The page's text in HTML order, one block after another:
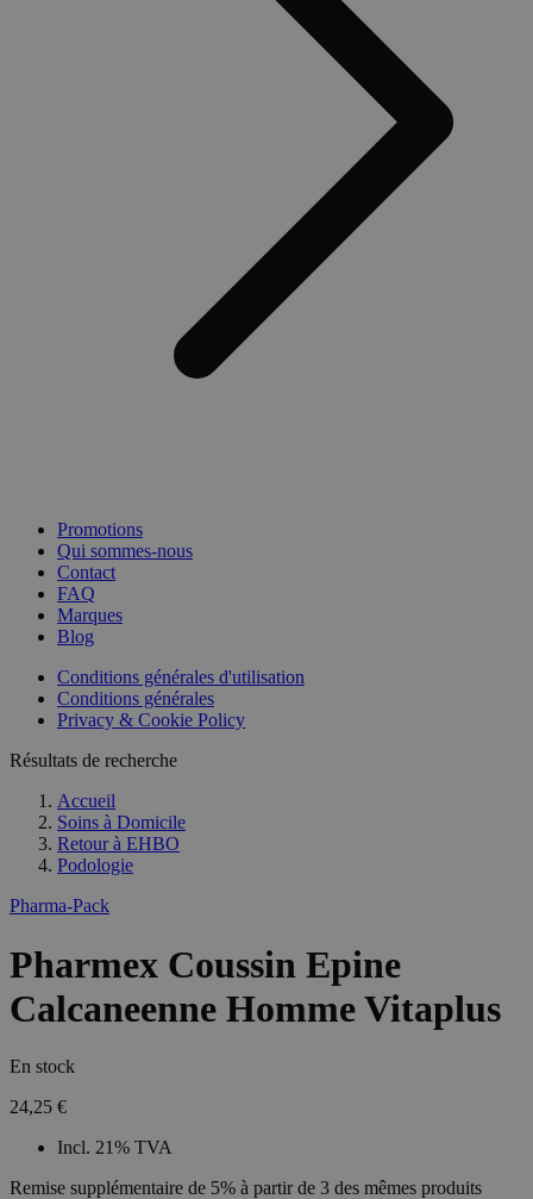
Promotions
Qui sommes-nous
Contact
FAQ
Marques
Blog
Conditions générales d'utilisation
Conditions générales
Privacy & Cookie Policy
Résultats de recherche
Accueil
Soins à Domicile
Retour à EHBO
Podologie
Pharma-Pack
Pharmex Coussin Epine
Calcaneenne Homme Vitaplus
En stock
24,25 €
Incl. 21% TVA
Remise supplémentaire de 5% à partir de 3 des mêmes produits